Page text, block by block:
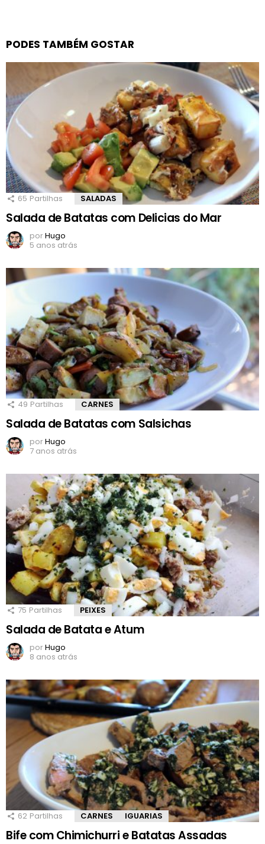
PODES TAMBÉM GOSTAR
65 Partilhas SALADAS
Salada de Batatas com Delicias do Mar
porHugo
5 anos atrás
49 Partilhas CARNES
Salada de Batatas com Salsichas
porHugo
7 anos atrás
75 Partilhas PEIXES
Salada de Batata e Atum
porHugo
8 anos atrás
62 Partilhas CARNES IGUARIAS
Bife com Chimichurri e Batatas Assadas